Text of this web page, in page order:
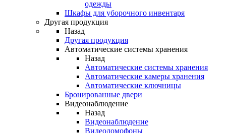
одежды
Шкафы для уборочного инвентаря
Другая продукция
Назад
Другая продукция
Автоматические системы хранения
Назад
Автоматические системы хранения
Автоматические камеры хранения
Автоматические ключницы
Бронированные двери
Видеонаблюдение
Назад
Видеонаблюдение
Видеодомофоны